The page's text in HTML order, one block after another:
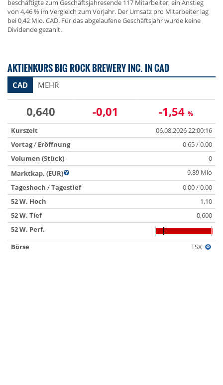
beschäftigte zum Geschäftsjahresende 117 Mitarbeiter, ein Anstieg
von 4,46 % im Vergleich zum Vorjahr. Der Umsatz pro Mitarbeiter lag
bei 0,42 Mio. CAD. Für das abgelaufene Geschäftsjahr wurde keine
Dividende gezahlt.
AKTIENKURS BIG ROCK BREWERY INC. IN CAD
CAD MEHR
0,640 -0,01 -1,54 %
Kurszeit
06.08.2026 22:00:16
Vortag/ Eröffnung
0,65 / 0,00
Volumen (Stück)
0
Marktkap. (EUR)
9,89 Mio
Tageshoch /Tagestief
0,00 / 0,00
52 W. Hoch
1,10
52 W. Tief
0,600
52 W. Perf.
Börse
TSX